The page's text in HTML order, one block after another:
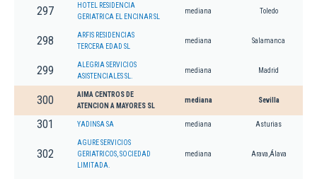
297
HOTEL RESIDENCIA
GERIATRICA EL ENCINAR SL
mediana Toledo
298
ARFIS RESIDENCIAS
TERCERA EDAD SL
mediana Salamanca
299
ALEGRIA SERVICIOS
ASISTENCIALES SL.
mediana Madrid
300
AIMA CENTROS DE
ATENCION A MAYORES SL
mediana Sevilla
301 YADINSA SA mediana Asturias
302
AGURE SERVICIOS
GERIATRICOS, SOCIEDAD
LIMITADA.
mediana Arava,Álava